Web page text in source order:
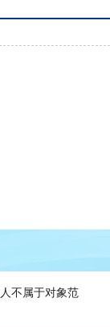
不属于对象范